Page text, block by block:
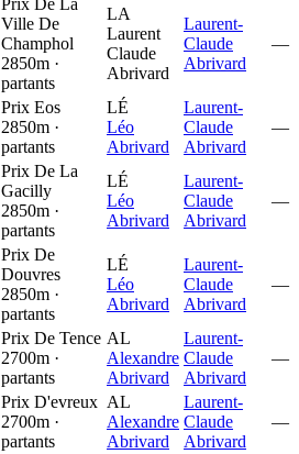
Ville De
Champhol
2850m ·
partants
LA
Laurent
Claude
Abrivard
Laurent-
Claude
Abrivard
—
Prix Eos
2850m ·
partants
LÉ
Léo
Abrivard
Laurent-
Claude
Abrivard
—
Prix De La
Gacilly
2850m ·
partants
LÉ
Léo
Abrivard
Laurent-
Claude
Abrivard
—
Prix De
Douvres
2850m ·
partants
LÉ
Léo
Abrivard
Laurent-
Claude
Abrivard
—
Prix De Tence
2700m ·
partants
AL
Alexandre
Abrivard
Laurent-
Claude
Abrivard
—
Prix D'evreux
2700m ·
partants
AL
Alexandre
Abrivard
Laurent-
Claude
Abrivard
—